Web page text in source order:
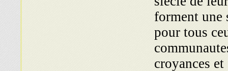
forment une
pour tous
croyances